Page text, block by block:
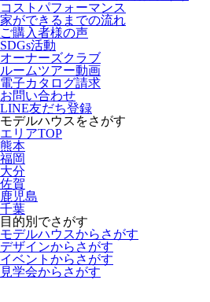
コストパフォーマンス
家ができるまでの流れ
ご購入者様の声
SDGs活動
オーナーズクラブ
ルームツアー動画
電子カタログ請求
お問い合わせ
LINE友だち登録
モデルハウスをさがす
エリアTOP
熊本
福岡
大分
佐賀
鹿児島
千葉
目的別でさがす
モデルハウスからさがす
デザインからさがす
イベントからさがす
見学会からさがす